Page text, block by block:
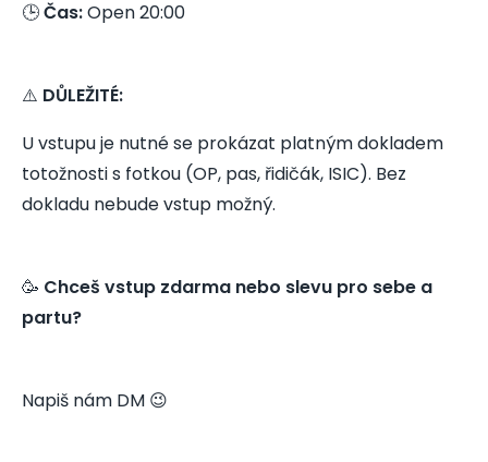
🕒Čas:Open 20:00
⚠️ DŮLEŽITÉ:
U vstupu je nutné se prokázat platným dokladem
totožnosti s fotkou (OP, pas, řidičák, ISIC). Bez
dokladu nebude vstup možný.
🥳 Chceš vstup zdarma nebo slevu pro sebe a
partu?
Napiš nám DM 😉